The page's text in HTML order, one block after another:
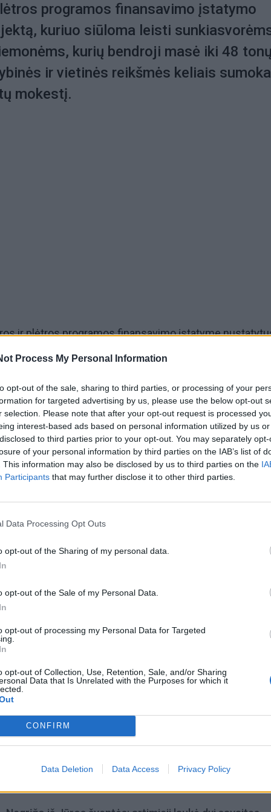
Process My Personal Information
opt-out of the sale, sharing to third parties, or processing of your
for targeted advertising by us, please use the below opt-out
selection. Please note that after your opt-out request is processed
interest-based ads based on personal information utilized by us
to third parties prior to your opt-out. You may separately
of your personal information by third parties on the IAB’s list of
This information may also be disclosed by us to third parties on the
Participants that may further disclose it to other third parties.
Data Processing Opt Outs
opt-out of the Sharing of my personal data.
opt-out of the Sale of my Personal Data.
opt-out of processing my Personal Data for Targeted
opt-out of Collection, Use, Retention, Sale, and/or Sharing
Data that Is Unrelated with the Purposes for which it
CONFIRM
Data Deletion Data Access Privacy Policy
programos finansavimo įstatymo
kuriuo siūloma leisti
kurių bendroji masė iki 48
ir vietinės reikšmės keliais
mokestį.
ir plėtros programos finansavimo įstatyme
krovinių (ypač medienos) vežimais užsiimančių
projektą atmesti, kadangi bendrosios
padidinimas nuo 40 t iki 48 t, nors ir neviršijant leistinos
įtakos kelių dangos konstrukcijoms, nes nė
iki šiol nebuvo skaičiuota įvertinant padidintą apkrovą.